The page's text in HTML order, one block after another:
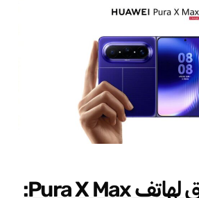
هواوي تشوّق لهاتف Pura X Max: